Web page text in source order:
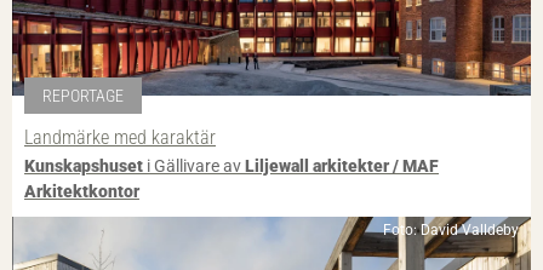
REPORTAGE
Landmärke med karaktär
Kunskapshuset i Gällivare avLiljewall arkitekter / MAF
Arkitektkontor
Foto: David Valldeby